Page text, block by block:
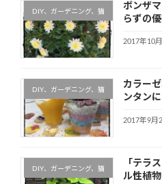
DIY、ガーデニング、猫
ボンザ
らずの優
2017年10
DIY、ガーデニング、猫
カラー
ンタンに
2017年9月
DIY、ガーデニング、猫
「テラ
ル性植